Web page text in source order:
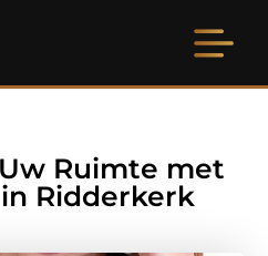
Ruimte met
Ridderkerk